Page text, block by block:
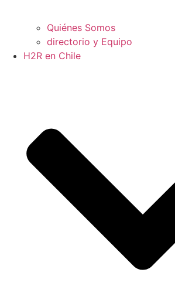
Quiénes Somos
directorio y Equipo
H2R en Chile